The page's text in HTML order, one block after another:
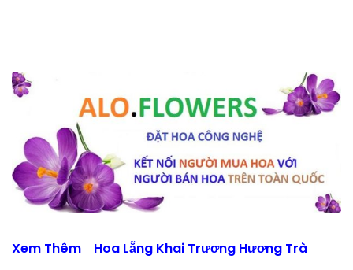
Xem Thêm Hoa Lẵng Khai Trương Hương Trà